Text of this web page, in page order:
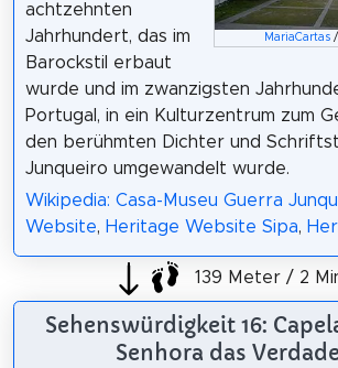
MariaCartas/
achtzehnten
Jahrhundert, das im
Barockstil erbaut
wurde und im zwanzigsten
Portugal, in ein Kulturzentrum zum
den berühmten Dichter und
Junqueiro umgewandelt wurde.
Wikipedia: Casa-Museu Guerra
Website, Heritage Website Sipa,
139 Meter / 2
Sehenswürdigkeit 16:
Senhora das